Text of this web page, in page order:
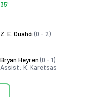
35'
Z. E. Ouahdi (0 - 2)
Bryan Heynen (0 - 1)
Assist: K. Karetsas